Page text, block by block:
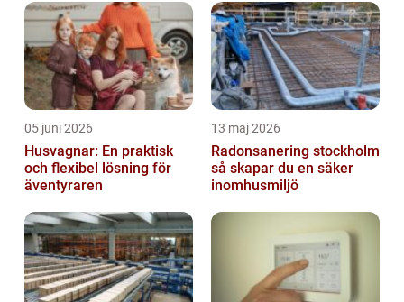
05 juni 2026
Husvagnar: En praktisk
och flexibel lösning för
äventyraren
13 maj 2026
Radonsanering stockholm
så skapar du en säker
inomhusmiljö